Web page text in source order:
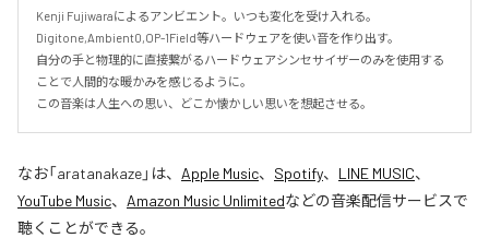
Kenji Fujiwaraによるアンビエント。いつも変化を受け入れる。
Digitone,Ambient0,OP-1Field等ハードウェアを使い音を作り出す。
自分の手と物理的に直接繋がるハードウェアシンセサイザーのみを使用する
ことで人間的な暖かみを感じるように。
この音楽は人生への思い、どこか懐かしい思いを想起させる。
なお「aratanakaze」は、 Apple Music、 Spotify、 LINE MUSIC、
YouTube Music、 Amazon Music Unlimitedなどの音楽配信サービスで
聴くことができる。